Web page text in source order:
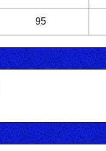
95